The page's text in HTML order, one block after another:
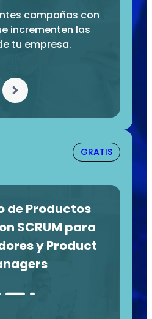
campañas con
incrementen las
tu empresa.
GRATIS
de Productos
SCRUM para
y Product